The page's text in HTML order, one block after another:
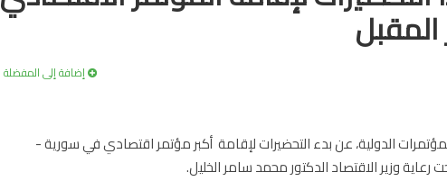
إضافة إلى المفضلة
الدولية، عن بدء التحضيرات لإقامة أكبر مؤتمر اقتصادي في سورية -